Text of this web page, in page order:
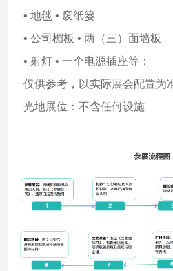
• 地毯 • 废纸篓
• 公司楣板 • 两（三）面墙板
• 射灯 • 一个电源插座等；
仅供参考，以实际展会配置为
光地展位：不含任何设施